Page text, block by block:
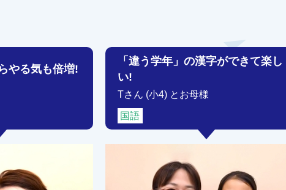
やる気も倍増!
「違う学年」の漢字ができて楽し
い!
Tさん (小4) とお母様
国語